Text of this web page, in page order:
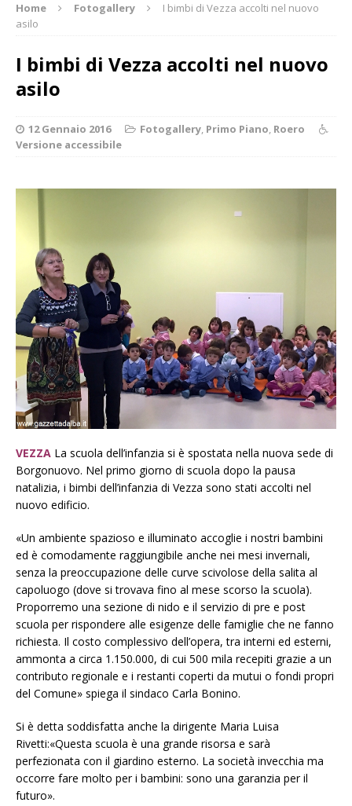
Home Fotogallery
I bimbi di Vezza accolti nel nuovo
asilo
I bimbi di Vezza accolti nel nuovo
asilo
12 Gennaio 2016 Fotogallery, Primo Piano, Roero
Versione accessibile
VEZZA La scuola dell’infanzia si è spostata nella nuova sede di
Borgonuovo. Nel primo giorno di scuola dopo la pausa
natalizia, i bimbi dell’infanzia di Vezza sono stati accolti nel
nuovo edificio.
«Un ambiente spazioso e illuminato accoglie i nostri bambini
ed è comodamente raggiungibile anche nei mesi invernali,
senza la preoccupazione delle curve scivolose della salita al
capoluogo (dove si trovava fino al mese scorso la scuola).
Proporremo una sezione di nido e il servizio di pre e post
scuola per rispondere alle esigenze delle famiglie che ne fanno
richiesta. Il costo complessivo dell’opera, tra interni ed esterni,
ammonta a circa 1.150.000, di cui 500 mila recepiti grazie a un
contributo regionale e i restanti coperti da mutui o fondi propri
del Comune» spiega il sindaco Carla Bonino.
Si è detta soddisfatta anche la dirigente Maria Luisa
Rivetti:«Questa scuola è una grande risorsa e sarà
perfezionata con il giardino esterno. La società invecchia ma
occorre fare molto per i bambini: sono una garanzia per il
futuro».